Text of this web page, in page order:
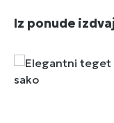
Preskoči galeriju
Iz ponude